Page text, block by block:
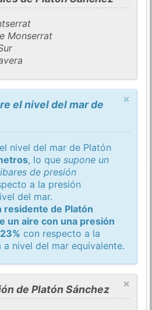
Monserrat
×
el nivel del mar de
nivel del mar de Platón
, lo quesupone un
de presión
a la presión
del mar.
residente de Platón
un aire con una presión
con respecto a la
nivel del mar equivalente.
×
de Platón Sánchez